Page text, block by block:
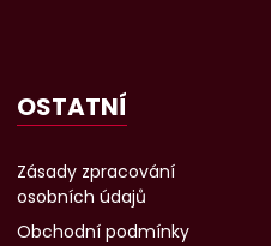
OSTATNÍ
Zásady zpracování
osobních údajů
Obchodní podmínky